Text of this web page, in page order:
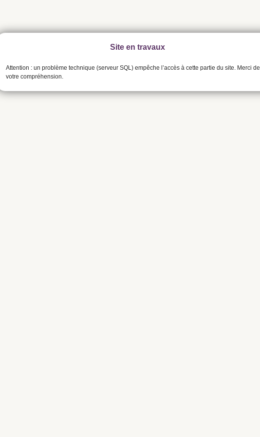
Site en travaux
Attention : un problème technique (serveur SQL) empêche l’accès à cette partie du site. Merci de
votre compréhension.